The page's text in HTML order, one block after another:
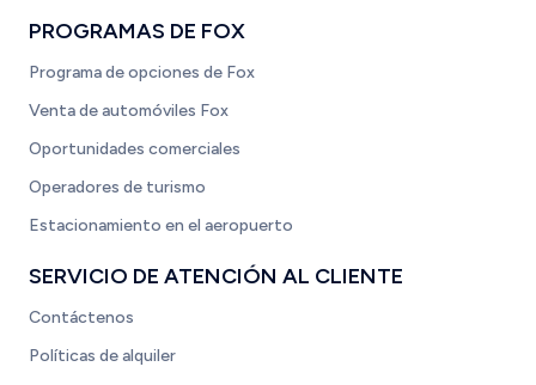
PROGRAMAS DE FOX
Programa de opciones de Fox
Venta de automóviles Fox
Oportunidades comerciales
Operadores de turismo
Estacionamiento en el aeropuerto
SERVICIO DE ATENCIÓN AL CLIENTE
Contáctenos
Políticas de alquiler